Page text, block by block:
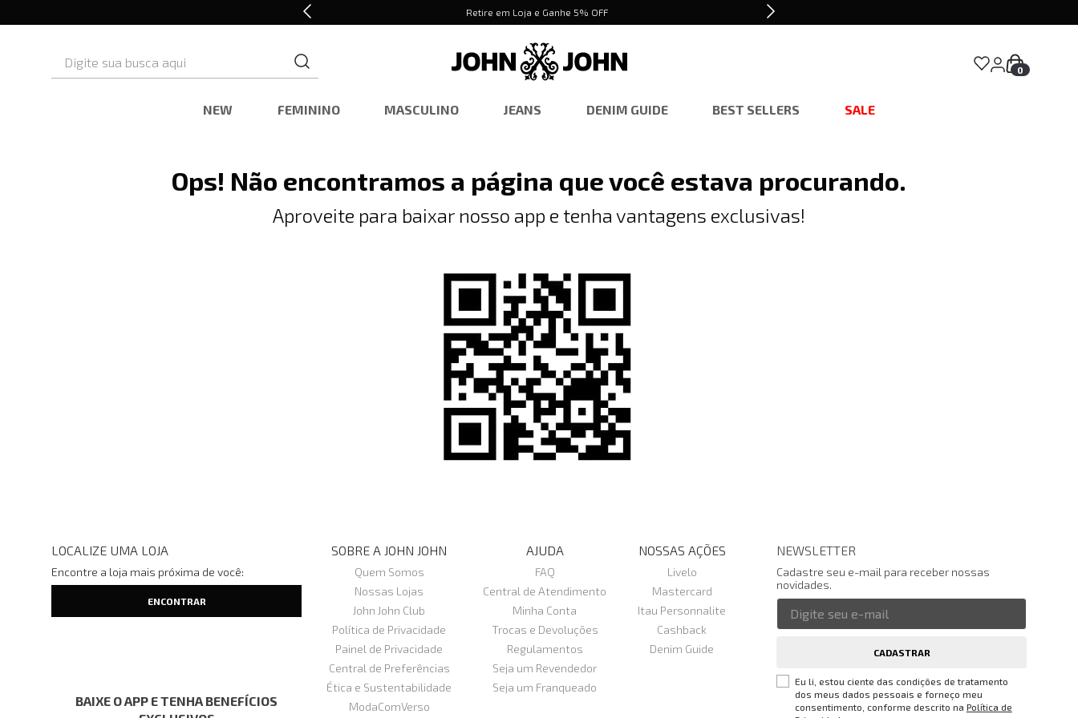
Retire em Loja e Ganhe 5% OFF
0
NEW FEMININO MASCULINO JEANS DENIM GUIDE BEST SELLERS SALE
Ops! Não encontramos a página que você estava procurando.
Aproveite para baixar nosso app e tenha vantagens exclusivas!
LOCALIZE UMA LOJA
Encontre a loja mais próxima de você:
BAIXE O APP E TENHA BENEFÍCIOS
SOBRE A JOHN JOHN
Quem Somos
Nossas Lojas
John John Club
Política de Privacidade
Painel de Privacidade
Central de Preferências
Ética e Sustentabilidade
ModaComVerso
AJUDA
FAQ
Central de Atendimento
Minha Conta
Trocas e Devoluções
Regulamentos
Seja um Revendedor
Seja um Franqueado
NOSSAS AÇÕES
Livelo
Mastercard
Itau Personnalite
Cashback
Denim Guide
NEWSLETTER
Cadastre seu e-mail para receber nossas
novidades.
CADASTRAR
Eu li, estou ciente das condições de tratamento
dos meus dados pessoais e forneço meu
consentimento, conforme descrito na Política de